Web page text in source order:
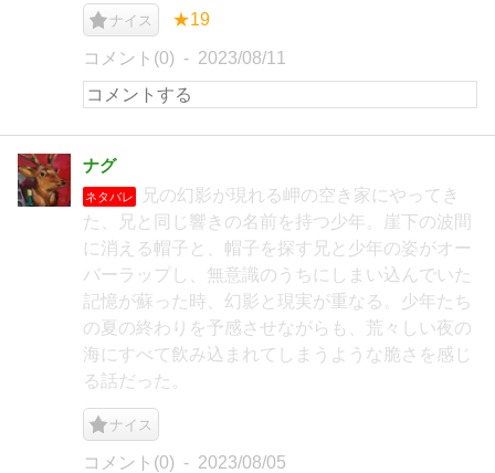
ナイス ★19
コメント(0) 2023/08/11
ナグ
ネタバレ
兄の幻影が現れる岬の空き家にやってき
た、兄と同じ響きの名前を持つ少年。崖下の波間
に消える帽子と、帽子を探す兄と少年の姿がオー
バーラップし、無意識のうちにしまい込んでいた
記憶が蘇った時、幻影と現実が重なる。少年たち
の夏の終わりを予感させながらも、荒々しい夜の
海にすべて飲み込まれてしまうような脆さを感じ
る話だった。
ナイス
コメント(0) 2023/08/05